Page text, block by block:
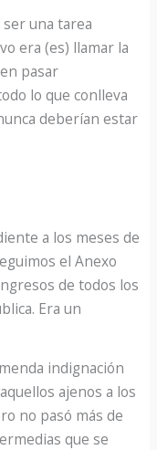
una tarea
era (es) llamar la
pasar
lo que conlleva
deberían estar
a los meses de
el Anexo
de todos los
Era un
indignación
ajenos a los
no pasó más de
que se